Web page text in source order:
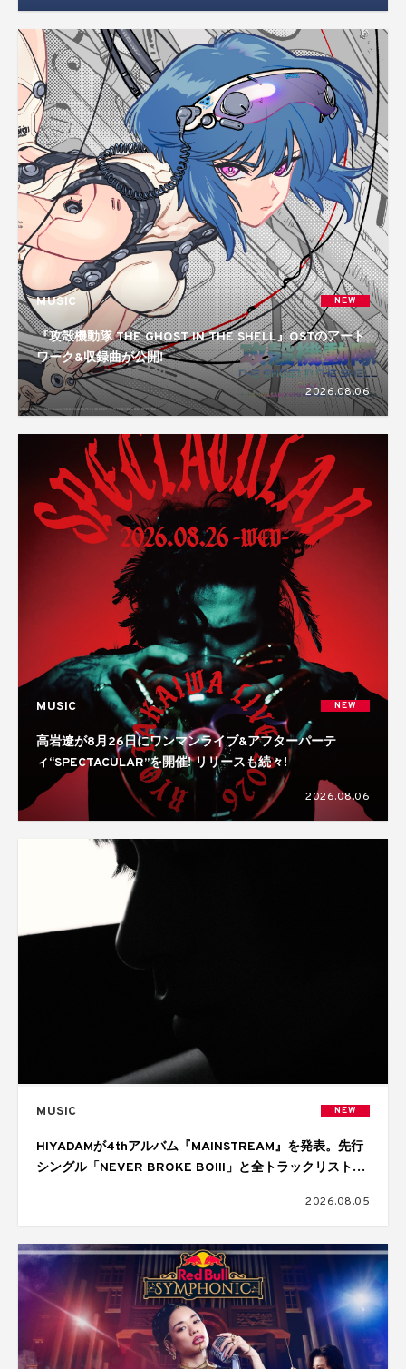
MUSIC NEW
『攻殻機動隊 THE GHOST IN THE SHELL』OSTのアート
ワーク&収録曲が公開!
2026.08.06
MUSIC NEW
高岩遼が8月26日にワンマンライブ&アフターパーテ
ィ“SPECTACULAR”を開催! リリースも続々!
2026.08.06
MUSIC NEW
HIYADAMが4thアルバム『MAINSTREAM』を発表。先行
シングル「NEVER BROKE BOIII」と全トラックリストを
2026.08.05